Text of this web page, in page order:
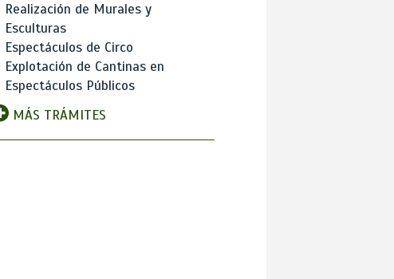
Realización de Murales y
Esculturas
Espectáculos de Circo
Explotación de Cantinas en
Espectáculos Públicos
MÁS TRÁMITES